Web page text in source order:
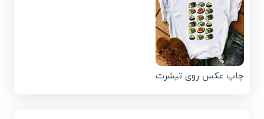
چاپ عکس روی تیشرت